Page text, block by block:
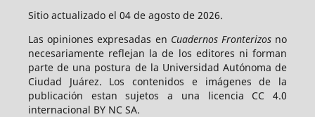
Sitio actualizado el 04 de agosto de 2026.
Las opiniones expresadas en Cuadernos Fronterizosno
necesariamente reflejan la de los editores ni forman
parte de una postura de la Universidad Autónoma de
Ciudad Juárez. Los contenidos e imágenes de la
publicación estan sujetos a una licencia CC 4.0
internacional BY NC SA.